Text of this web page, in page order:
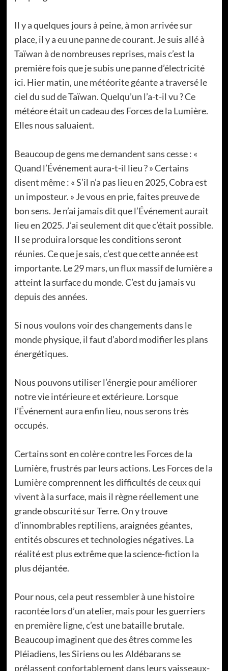
Il y a quelques jours à peine, à mon arrivée sur
place, il y a eu une panne de courant. Je suis allé à
Taïwan à de nombreuses reprises, mais c’est la
première fois que je subis une panne d’électricité
ici. Hier matin, une météorite géante a traversé le
ciel du sud de Taïwan. Quelqu’un l’a-t-il vu ? Ce
météore était un cadeau des Forces de la Lumière.
Elles nous saluaient.
Beaucoup de gens me demandent sans cesse : «
Quand l’Événement aura-t-il lieu ? » Certains
disent même : « S’il n’a pas lieu en 2025, Cobra est
un imposteur. » Je vous en prie, faites preuve de
bon sens. Je n’ai jamais dit que l’Événement aurait
lieu en 2025. J’ai seulement dit que c’était possible.
Il se produira lorsque les conditions seront
réunies. Ce que je sais, c’est que cette année est
importante. Le 29 mars, un flux massif de lumière a
atteint la surface du monde. C’est du jamais vu
depuis des années.
Si nous voulons voir des changements dans le
monde physique, il faut d’abord modifier les plans
énergétiques.
Nous pouvons utiliser l’énergie pour améliorer
notre vie intérieure et extérieure. Lorsque
l’Événement aura enfin lieu, nous serons très
occupés.
Certains sont en colère contre les Forces de la
Lumière, frustrés par leurs actions. Les Forces de la
Lumière comprennent les difficultés de ceux qui
vivent à la surface, mais il règne réellement une
grande obscurité sur Terre. On y trouve
d’innombrables reptiliens, araignées géantes,
entités obscures et technologies négatives. La
réalité est plus extrême que la science-fiction la
plus déjantée.
Pour nous, cela peut ressembler à une histoire
racontée lors d’un atelier, mais pour les guerriers
en première ligne, c’est une bataille brutale.
Beaucoup imaginent que des êtres comme les
Pléiadiens, les Siriens ou les Aldébarans se
prélassent confortablement dans leurs vaisseaux-